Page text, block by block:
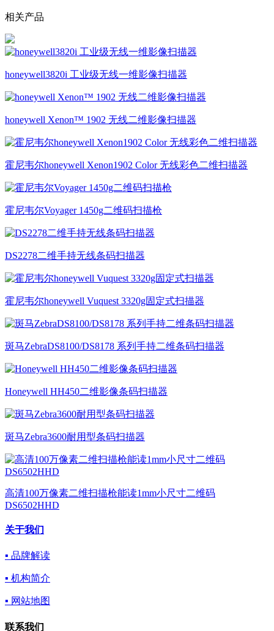
相关产品
honeywell3820i 工业级无线一维影像扫描器
honeywell Xenon™ 1902 无线二维影像扫描器
霍尼韦尔honeywell Xenon1902 Color 无线彩色二维扫描器
霍尼韦尔Voyager 1450g二维码扫描枪
DS2278二维手持无线条码扫描器
霍尼韦尔honeywell Vuquest 3320g固定式扫描器
斑马ZebraDS8100/DS8178 系列手持二维条码扫描器
Honeywell HH450二维影像条码扫描器
斑马Zebra3600耐用型条码扫描器
高清100万像素二维扫描枪能读1mm小尺寸二维码
DS6502HHD
关于我们
▪ 品牌解读
▪ 机构简介
▪ 网站地图
联系我们